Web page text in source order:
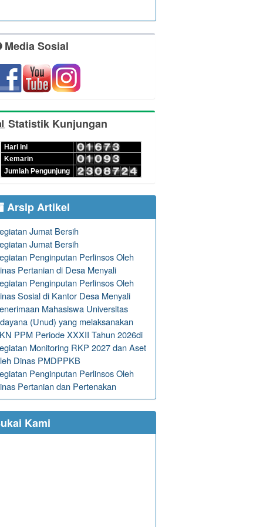
Media Sosial
Statistik Kunjungan
Hari ini
Kemarin
Jumlah Pengunjung
Arsip Artikel
Jumat Bersih
Jumat Bersih
Penginputan Perlinsos Oleh
Pertanian di Desa Menyali
Penginputan Perlinsos Oleh
Sosial di Kantor Desa Menyali
Mahasiswa Universitas
(Unud) yang melaksanakan
PPM Periode XXXII Tahun 2026di
Monitoring RKP 2027 dan Aset
Dinas PMDPPKB
Penginputan Perlinsos Oleh
Pertanian dan Pertenakan
Kami